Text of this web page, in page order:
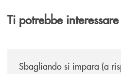
Ti potrebbe
Sbagliando si impara (a